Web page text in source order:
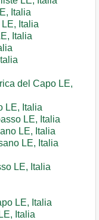
Italia
Italia
Italia
del Capo LE,
LE, Italia
LE, Italia
LE, Italia
LE, Italia
LE, Italia
LE, Italia
Italia